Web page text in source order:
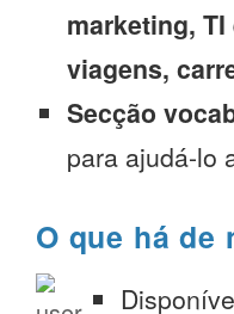
marketing,
viagens,
Secção
para ajudá-lo
O que há de